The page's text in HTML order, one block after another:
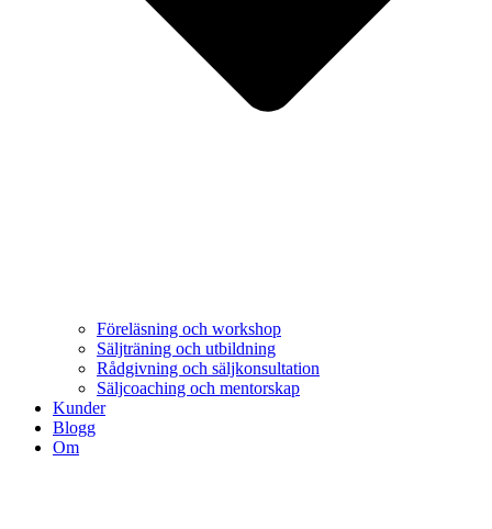
Föreläsning och workshop
Säljträning och utbildning
Rådgivning och säljkonsultation
Säljcoaching och mentorskap
Kunder
Blogg
Om